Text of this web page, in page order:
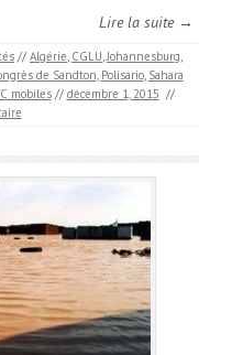
Lire la suite →
// Algérie, CGLU,Johannesburg,
de Sandton, Polisario, Sahara
mobiles // décembre 1, 2015 //